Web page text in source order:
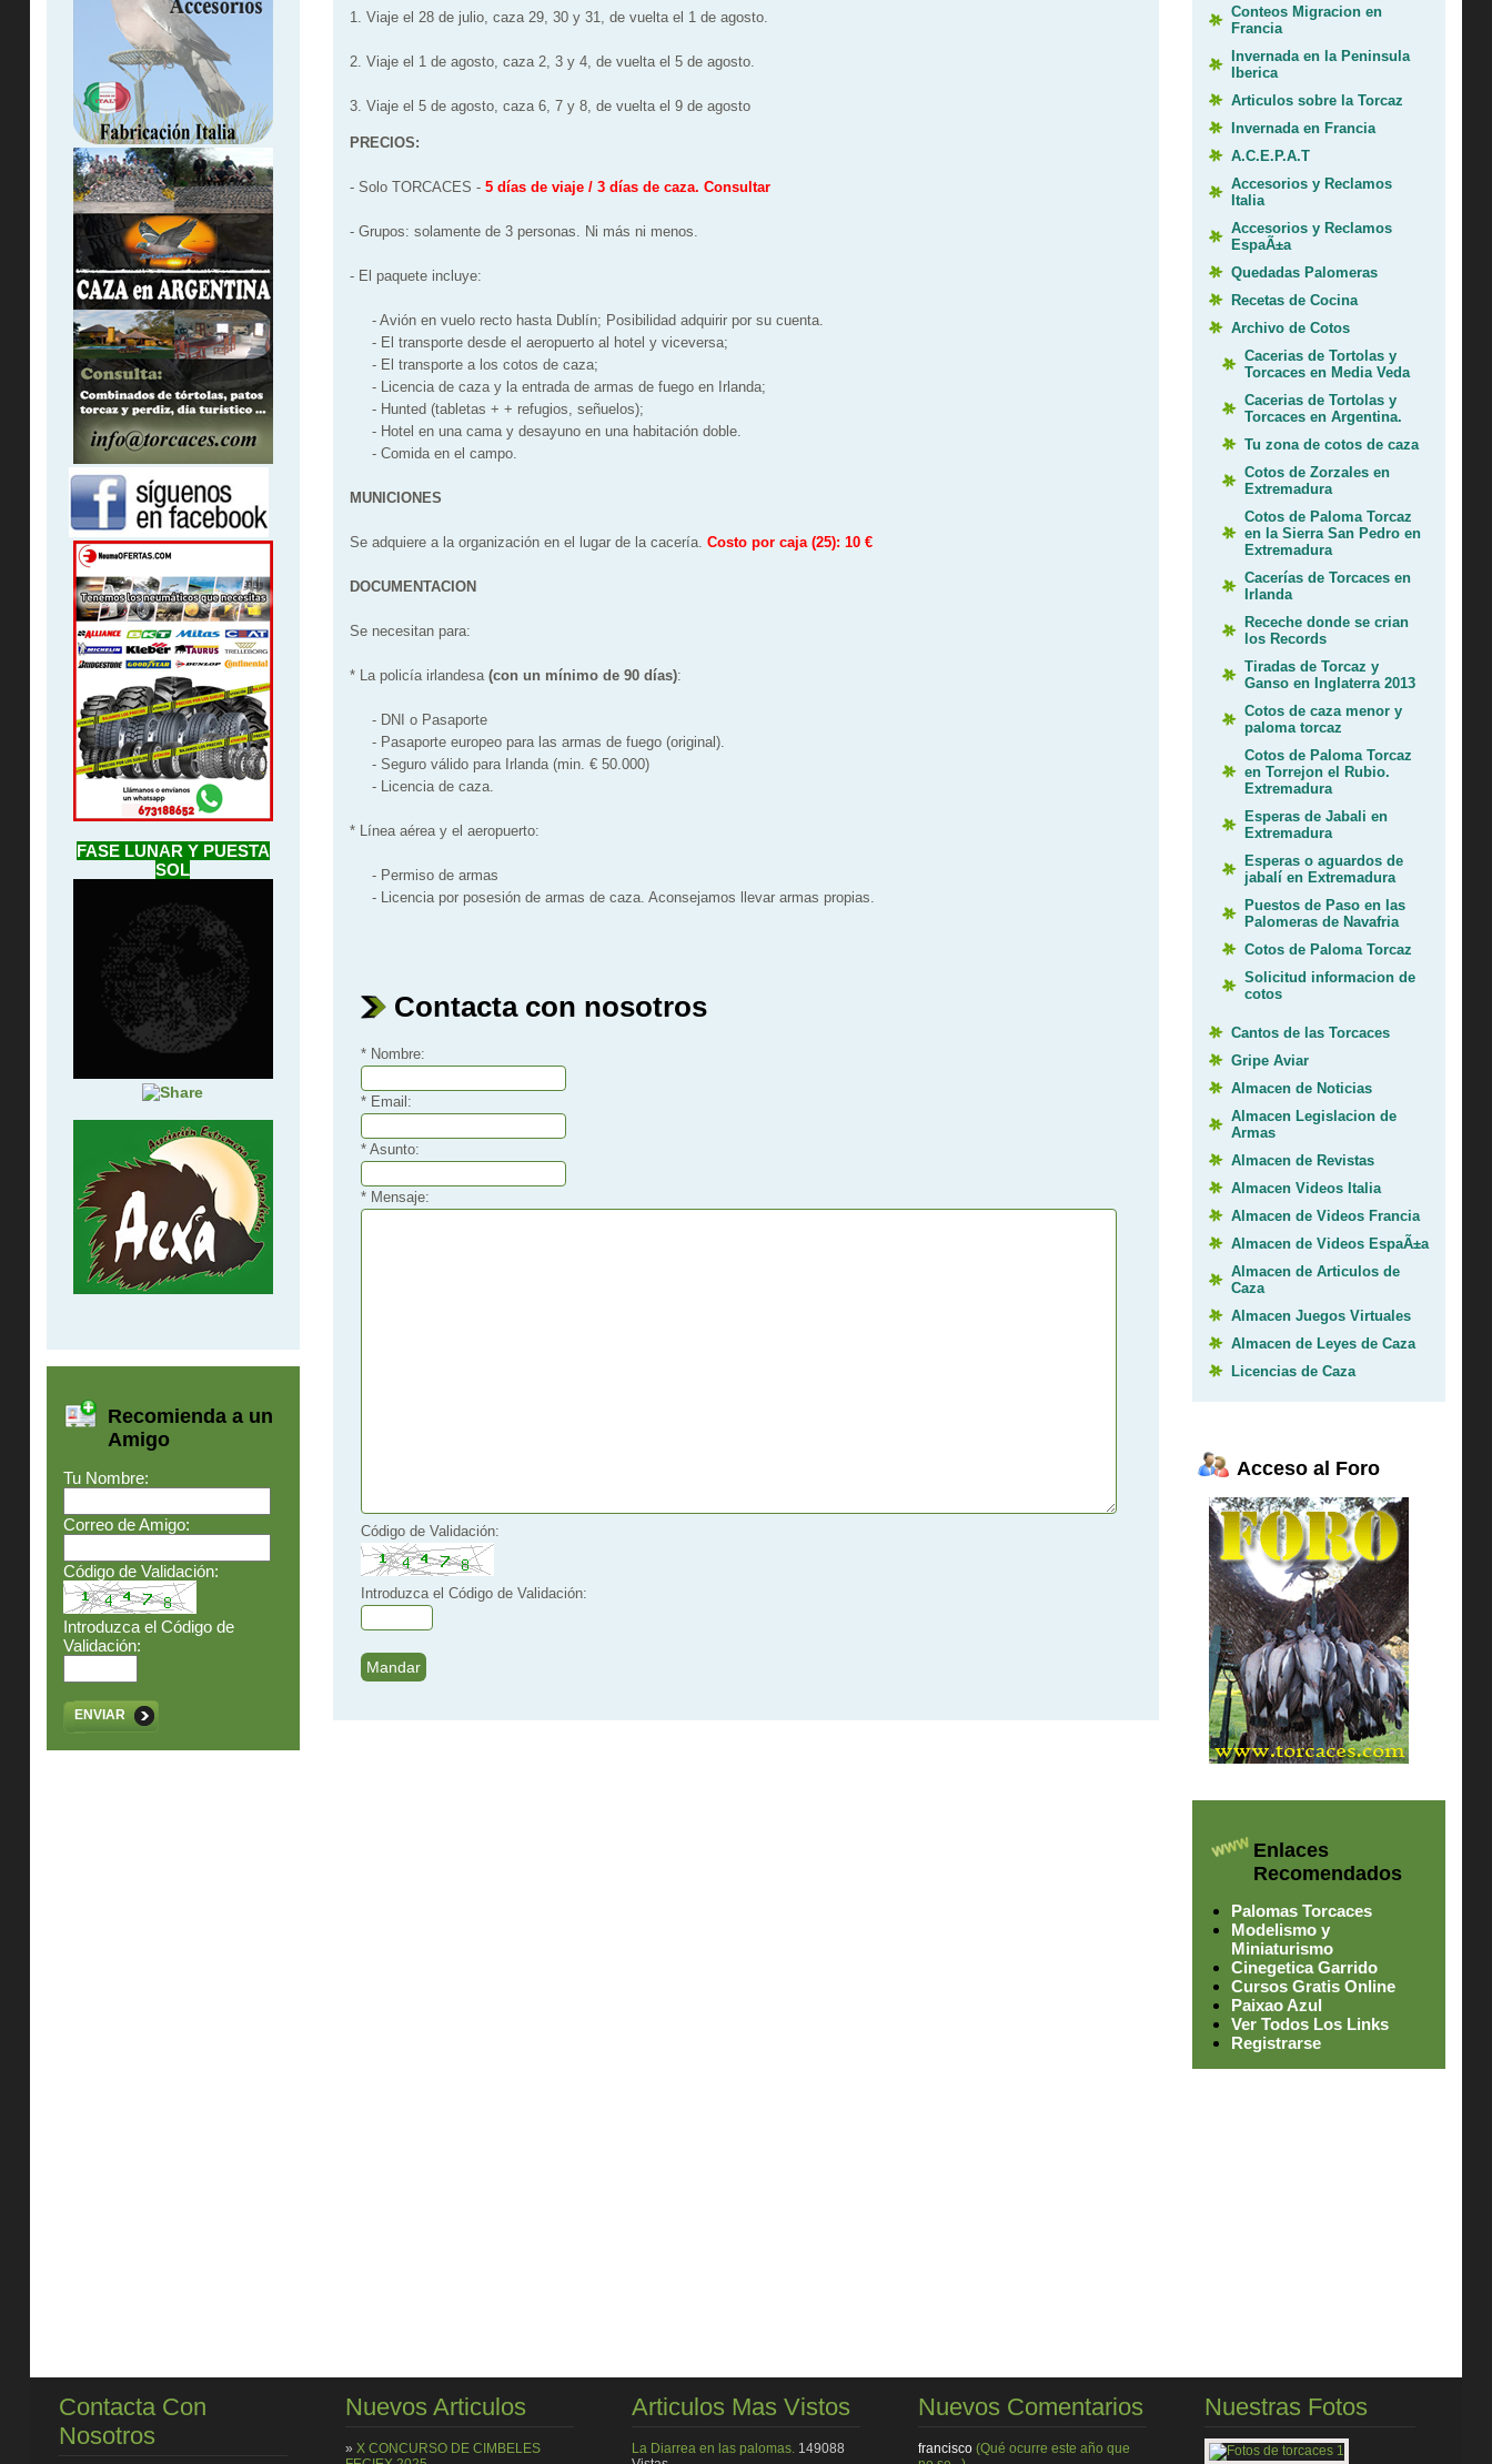
FASE LUNAR Y PUESTA
SOL
Recomienda a un
Amigo
Tu Nombre:
Correo de Amigo:
Código de Validación:
Introduzca el Código de
Validación:
ENVIAR
1. Viaje el 28 de julio, caza 29, 30 y 31, de vuelta el 1 de agosto.
2. Viaje el 1 de agosto, caza 2, 3 y 4, de vuelta el 5 de agosto.
3. Viaje el 5 de agosto, caza 6, 7 y 8, de vuelta el 9 de agosto
PRECIOS:
- Solo TORCACES - 5 días de viaje / 3 días de caza. Consultar
- Grupos: solamente de 3 personas. Ni más ni menos.
- El paquete incluye:
- Avión en vuelo recto hasta Dublín; Posibilidad adquirir por su cuenta.
- El transporte desde el aeropuerto al hotel y viceversa;
- El transporte a los cotos de caza;
- Licencia de caza y la entrada de armas de fuego en Irlanda;
- Hunted (tabletas + + refugios, señuelos);
- Hotel en una cama y desayuno en una habitación doble.
- Comida en el campo.
MUNICIONES
Se adquiere a la organización en el lugar de la cacería. Costo por caja (25): 10 €
DOCUMENTACION
Se necesitan para:
* La policía irlandesa (con un mínimo de 90 días):
- DNI o Pasaporte
- Pasaporte europeo para las armas de fuego (original).
- Seguro válido para Irlanda (min. € 50.000)
- Licencia de caza.
* Línea aérea y el aeropuerto:
- Permiso de armas
- Licencia por posesión de armas de caza. Aconsejamos llevar armas propias.
Contacta con nosotros
* Nombre:
* Email:
* Asunto:
* Mensaje:
Código de Validación:
Introduzca el Código de Validación:
Conteos Migracion en
Francia
Invernada en la Peninsula
Iberica
Articulos sobre la Torcaz
Invernada en Francia
A.C.E.P.A.T
Accesorios y Reclamos
Italia
Accesorios y Reclamos
EspaÃ±a
Quedadas Palomeras
Recetas de Cocina
Archivo de Cotos
Cacerias de Tortolas y
Torcaces en Media Veda
Cacerias de Tortolas y
Torcaces en Argentina.
Tu zona de cotos de caza
Cotos de Zorzales en
Extremadura
Cotos de Paloma Torcaz
en la Sierra San Pedro en
Extremadura
Cacerías de Torcaces en
Irlanda
Receche donde se crian
los Records
Tiradas de Torcaz y
Ganso en Inglaterra 2013
Cotos de caza menor y
paloma torcaz
Cotos de Paloma Torcaz
en Torrejon el Rubio.
Extremadura
Esperas de Jabali en
Extremadura
Esperas o aguardos de
jabalí en Extremadura
Puestos de Paso en las
Palomeras de Navafria
Cotos de Paloma Torcaz
Solicitud informacion de
cotos
Cantos de las Torcaces
Gripe Aviar
Almacen de Noticias
Almacen Legislacion de
Armas
Almacen de Revistas
Almacen Videos Italia
Almacen de Videos Francia
Almacen de Videos EspaÃ±a
Almacen de Articulos de
Caza
Almacen Juegos Virtuales
Almacen de Leyes de Caza
Licencias de Caza
Acceso al Foro
Enlaces
Recomendados
Palomas Torcaces
Modelismo y
Miniaturismo
Cinegetica Garrido
Cursos Gratis Online
Paixao Azul
Ver Todos Los Links
Registrarse
Contacta Con
Nosotros
Nuevos Articulos
» X CONCURSO DE CIMBELES
Articulos Mas Vistos
La Diarrea en las palomas.149088
Nuevos Comentarios
francisco (Qué ocurre este año que
Nuestras Fotos